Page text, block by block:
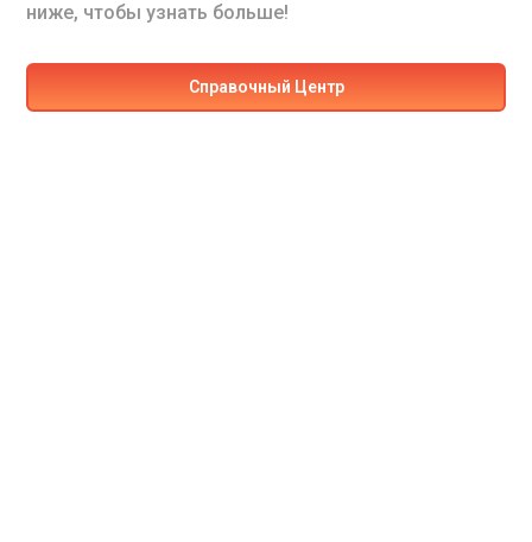
ниже, чтобы узнать больше!
Cправочный Центр